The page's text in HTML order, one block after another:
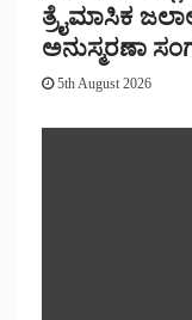
ತ್ರೈಮಾಸಿಕ
ಅನುಸ್ಮರಣಾ
5th August 2026